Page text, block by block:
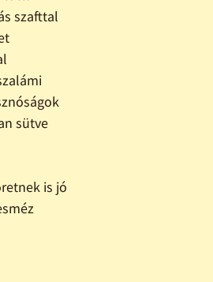
szafttal
sütve
is jó